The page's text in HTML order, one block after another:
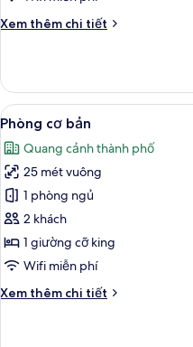
Suite
Xem thêm chi tiết
Chi
Deluxe
Suite
Xem
tất
cả
ảnh
Phòng
cơ
bản
8
Phòng cơ bản
Quang cảnh thành phố
25 mét vuông
1 phòng ngủ
2 khách
1 giường cỡ king
Wifi miễn phí
Xem thêm chi tiết
Chi